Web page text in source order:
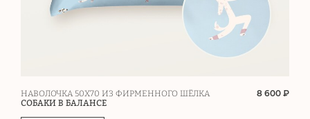
НАВОЛОЧКА 50Х70 ИЗ ФИРМЕННОГО ШЁЛКА
СОБАКИ В БАЛАНСЕ
8 600 ₽